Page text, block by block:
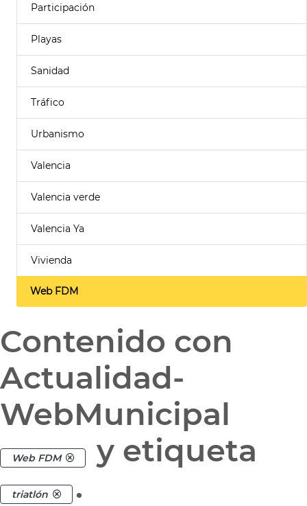
Participación
Playas
Sanidad
Tráfico
Urbanismo
Valencia
Valencia verde
Valencia Ya
Vivienda
Web FDM
Contenido con
Actualidad-
WebMunicipal
Web FDM y etiqueta
triatlón .